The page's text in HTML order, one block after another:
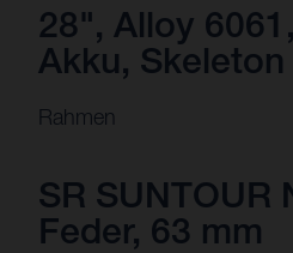
28", Alloy
Akku,
Rahmen
SR SUNTOUR
Feder, 63 mm